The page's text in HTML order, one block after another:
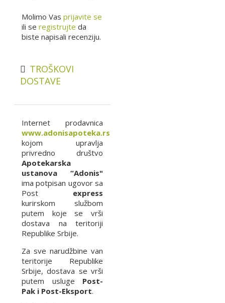
Molimo Vas prijavite se
ili se registrujte da
biste napisali recenziju.
TROŠKOVI
DOSTAVE
Internet prodavnica
www.adonisapoteka.rs
kojom upravlja
privredno društvo
Apotekarska
ustanova “Adonis"
ima potpisan ugovor sa
Post express
kurirskom službom
putem koje se vrši
dostava na teritoriji
Republike Srbije.
Za sve narudžbine van
teritorije Republike
Srbije, dostava se vrši
putem usluge Post-
Pak i Post-Eksport.